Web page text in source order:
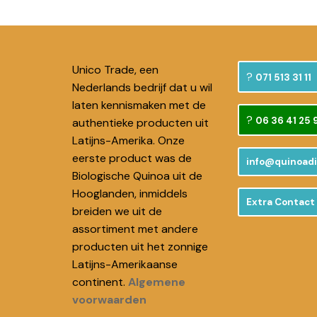
Unico Trade, een
Nederlands bedrijf dat u wil
laten kennismaken met de
authentieke producten uit
Latijns-Amerika. Onze
eerste product was de
Biologische Quinoa uit de
Hooglanden, inmiddels
breiden we uit de
assortiment met andere
producten uit het zonnige
Latijns-Amerikaanse
continent. Algemene
voorwaarden
071 513 31 11
06 36 41 25
Extra